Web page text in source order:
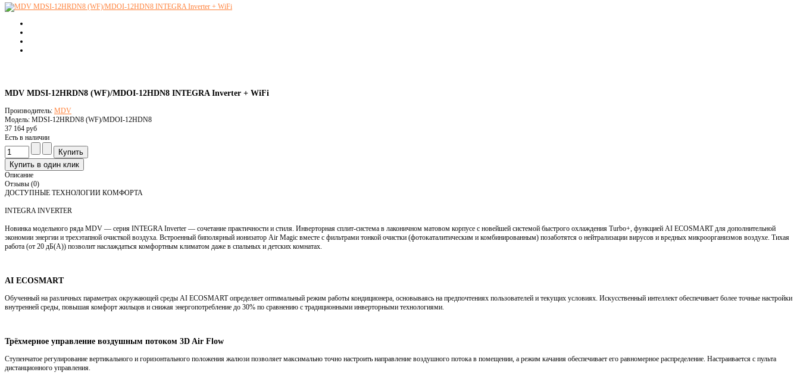
MDV MDSI-12HRDN8 (WF)/MDOI-12HDN8 INTEGRA Inverter + WiFi
Производитель: MDV
Модель: MDSI-12HRDN8 (WF)/MDOI-12HDN8
37 164 руб
Есть в наличии
Описание
Отзывы (0)
ДОСТУПНЫЕ ТЕХНОЛОГИИ КОМФОРТА
INTEGRA INVERTER
Новинка модельного ряда MDV — серия INTEGRA Inverter — сочетание практичности и стиля. Инверторная сплит-система в лаконичном матовом корпусе с новейшей системой быстрого охлаждения Turbo+, функцией AI ECOSMART для дополнительной
экономии энергии и трехэтапной очисткой воздуха. Встроенный биполярный ионизатор Air Мagic вместе с фильтрами тонкой очистки (фотокаталитическим и комбинированным) позаботятся о нейтрализации вирусов и вредных микроорганизмов воздухе. Тихая
работа (от 20 дБ(А)) позволит наслаждаться комфортным климатом даже в спальных и детских комнатах.
AI ECOSMART
Обученный на различных параметрах окружающей среды AI ECOSMART определяет оптимальный режим работы кондиционера, основываясь на предпочтениях пользователей и текущих условиях. Искусственный интеллект обеспечивает более точные настройки
внутренней среды, повышая комфорт жильцов и снижая энергопотребление до 30% по сравнению с традиционными инверторными технологиями.
Трёхмерное управление воздушным потоком 3D Air Flow
Ступенчатое регулирование вертикального и горизонтального положения жалюзи позволяет максимально точно настроить направление воздушного потока в помещении, а режим качания обеспечивает его равномерное распределение. Настраивается с пульта
дистанционного управления.